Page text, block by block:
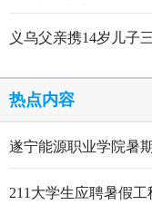
义乌父亲携14岁儿子
热点内容
遂宁能源职业学院暑
211大学生应聘暑假